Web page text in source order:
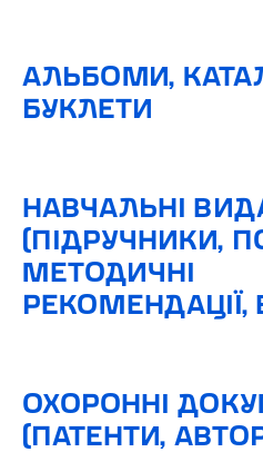
АЛЬБОМИ,
БУКЛЕТИ
НАВЧАЛЬНІ
(ПІДРУЧНИКИ,
МЕТОДИЧНІ
РЕКОМЕНДАЦІЇ,
ОХОРОННІ
(ПАТЕНТИ,